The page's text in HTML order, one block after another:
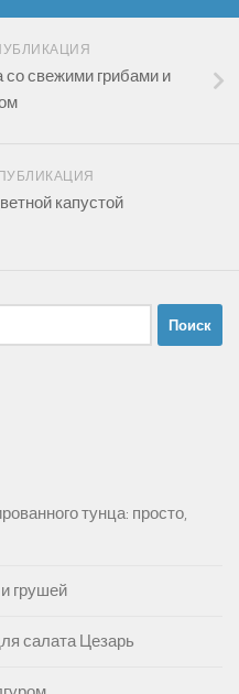
свежими грибами и
капустой
тунца: просто,
грушей
салата Цезарь